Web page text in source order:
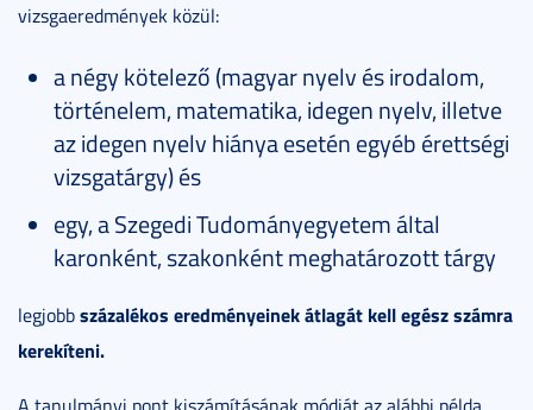
vizsgaeredmények közül:
a négy kötelező (magyar nyelv és irodalom,
történelem, matematika, idegen nyelv, illetve
az idegen nyelv hiánya esetén egyéb érettségi
vizsgatárgy) és
egy, a Szegedi Tudományegyetem által
karonként, szakonként meghatározott tárgy
legjobbszázalékos eredményeinek átlagát kell egész számra
kerekíteni.
A tanulmányi pont kiszámításának módját az alábbi példa